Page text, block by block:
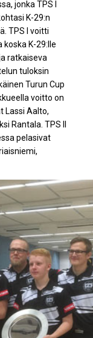
jonka TPS I
K-29:n
TPS I voitti
K-29:lle
ratkaiseva
tuloksin
Turun Cup
voitto on
Lassi Aalto,
Rantala. TPS II
pelasivat